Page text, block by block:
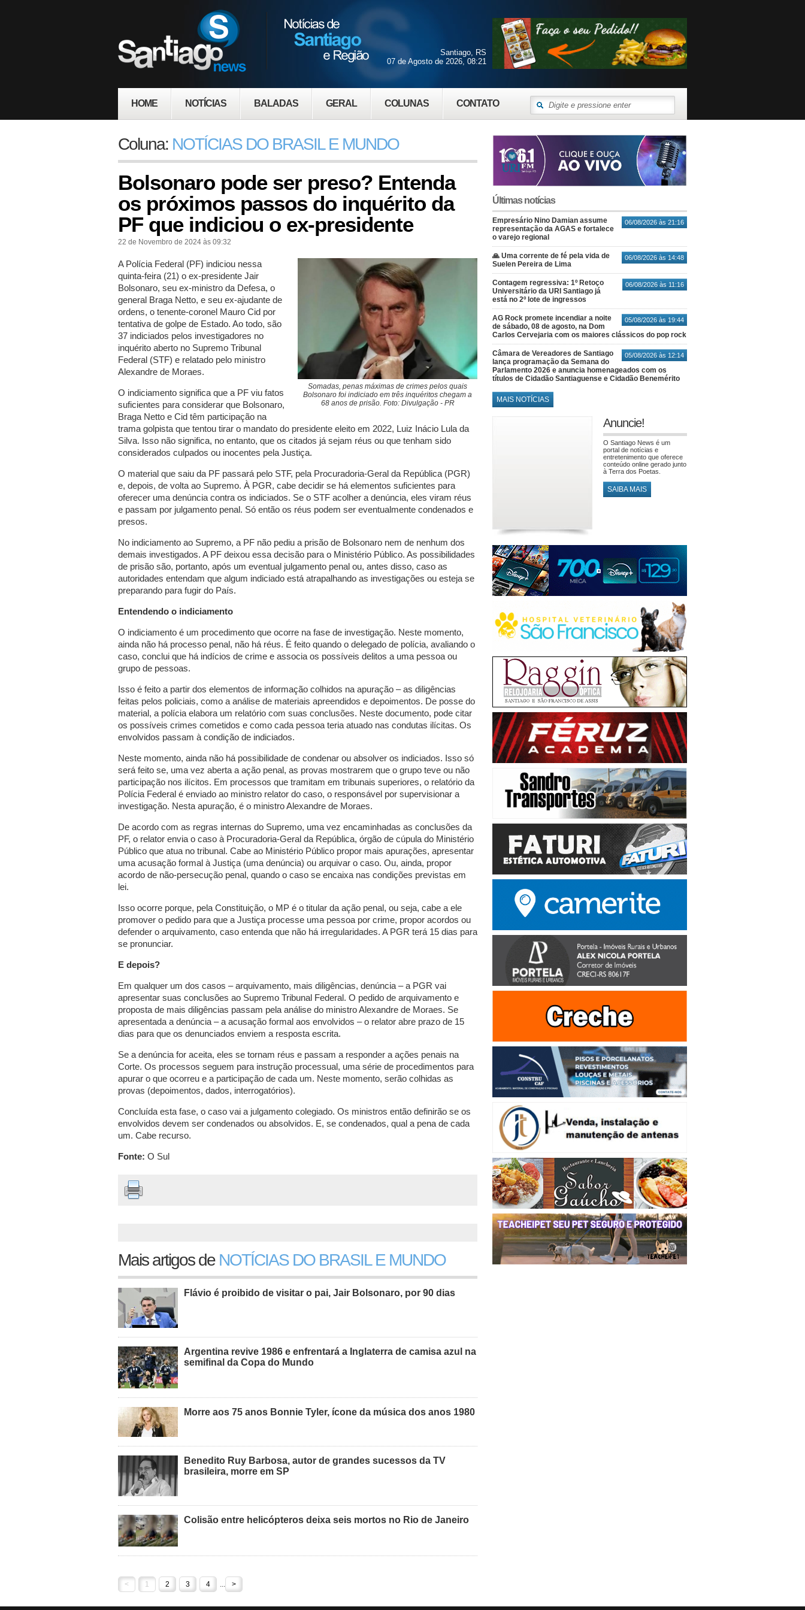
HOME NOTÍCIAS BALADAS GERAL COLUNAS CONTATO
Santiago, RS
07 de Agosto de 2026, 08:21
Coluna: NOTÍCIAS DO BRASIL E MUNDO
Bolsonaro pode ser preso? Entenda
os próximos passos do inquérito da
PF que indiciou o ex-presidente
22 de Novembro de 2024 às 09:32
Somadas, penas máximas de crimes pelos quais
Bolsonaro foi indiciado em três inquéritos chegam a
68 anos de prisão. Foto: Divulgação - PR
A Polícia Federal (PF) indiciou nessa
quinta-feira (21) o ex-presidente Jair
Bolsonaro, seu ex-ministro da Defesa, o
general Braga Netto, e seu ex-ajudante de
ordens, o tenente-coronel Mauro Cid por
tentativa de golpe de Estado. Ao todo, são
37 indiciados pelos investigadores no
inquérito aberto no Supremo Tribunal
Federal (STF) e relatado pelo ministro
Alexandre de Moraes.
O indiciamento significa que a PF viu fatos
suficientes para considerar que Bolsonaro,
Braga Netto e Cid têm participação na
trama golpista que tentou tirar o mandato do presidente eleito em 2022, Luiz Inácio Lula da
Silva. Isso não significa, no entanto, que os citados já sejam réus ou que tenham sido
considerados culpados ou inocentes pela Justiça.
O material que saiu da PF passará pelo STF, pela Procuradoria-Geral da República (PGR)
e, depois, de volta ao Supremo. À PGR, cabe decidir se há elementos suficientes para
oferecer uma denúncia contra os indiciados. Se o STF acolher a denúncia, eles viram réus
e passam por julgamento penal. Só então os réus podem ser eventualmente condenados e
presos.
No indiciamento ao Supremo, a PF não pediu a prisão de Bolsonaro nem de nenhum dos
demais investigados. A PF deixou essa decisão para o Ministério Público. As possibilidades
de prisão são, portanto, após um eventual julgamento penal ou, antes disso, caso as
autoridades entendam que algum indiciado está atrapalhando as investigações ou esteja se
preparando para fugir do País.
Entendendo o indiciamento
O indiciamento é um procedimento que ocorre na fase de investigação. Neste momento,
ainda não há processo penal, não há réus. É feito quando o delegado de polícia, avaliando o
caso, conclui que há indícios de crime e associa os possíveis delitos a uma pessoa ou
grupo de pessoas.
Isso é feito a partir dos elementos de informação colhidos na apuração – as diligências
feitas pelos policiais, como a análise de materiais apreendidos e depoimentos. De posse do
material, a polícia elabora um relatório com suas conclusões. Neste documento, pode citar
os possíveis crimes cometidos e como cada pessoa teria atuado nas condutas ilícitas. Os
envolvidos passam à condição de indiciados.
Neste momento, ainda não há possibilidade de condenar ou absolver os indiciados. Isso só
será feito se, uma vez aberta a ação penal, as provas mostrarem que o grupo teve ou não
participação nos ilícitos. Em processos que tramitam em tribunais superiores, o relatório da
Polícia Federal é enviado ao ministro relator do caso, o responsável por supervisionar a
investigação. Nesta apuração, é o ministro Alexandre de Moraes.
De acordo com as regras internas do Supremo, uma vez encaminhadas as conclusões da
PF, o relator envia o caso à Procuradoria-Geral da República, órgão de cúpula do Ministério
Público que atua no tribunal. Cabe ao Ministério Público propor mais apurações, apresentar
uma acusação formal à Justiça (uma denúncia) ou arquivar o caso. Ou, ainda, propor
acordo de não-persecução penal, quando o caso se encaixa nas condições previstas em
lei.
Isso ocorre porque, pela Constituição, o MP é o titular da ação penal, ou seja, cabe a ele
promover o pedido para que a Justiça processe uma pessoa por crime, propor acordos ou
defender o arquivamento, caso entenda que não há irregularidades. A PGR terá 15 dias para
se pronunciar.
E depois?
Em qualquer um dos casos – arquivamento, mais diligências, denúncia – a PGR vai
apresentar suas conclusões ao Supremo Tribunal Federal. O pedido de arquivamento e
proposta de mais diligências passam pela análise do ministro Alexandre de Moraes. Se
apresentada a denúncia – a acusação formal aos envolvidos – o relator abre prazo de 15
dias para que os denunciados enviem a resposta escrita.
Se a denúncia for aceita, eles se tornam réus e passam a responder a ações penais na
Corte. Os processos seguem para instrução processual, uma série de procedimentos para
apurar o que ocorreu e a participação de cada um. Neste momento, serão colhidas as
provas (depoimentos, dados, interrogatórios).
Concluída esta fase, o caso vai a julgamento colegiado. Os ministros então definirão se os
envolvidos devem ser condenados ou absolvidos. E, se condenados, qual a pena de cada
um. Cabe recurso.
Fonte: O Sul
Mais artigos de NOTÍCIAS DO BRASIL E MUNDO
Flávio é proibido de visitar o pai, Jair Bolsonaro, por 90 dias
Argentina revive 1986 e enfrentará a Inglaterra de camisa azul na
semifinal da Copa do Mundo
Morre aos 75 anos Bonnie Tyler, ícone da música dos anos 1980
Benedito Ruy Barbosa, autor de grandes sucessos da TV
brasileira, morre em SP
Colisão entre helicópteros deixa seis mortos no Rio de Janeiro
< 1 2 3 4 ... >
Últimas notícias
06/08/2026 às 21:16
Empresário Nino Damian assume
representação da AGAS e fortalece
o varejo regional
06/08/2026 às 14:48
🙏 Uma corrente de fé pela vida de
Suelen Pereira de Lima
06/08/2026 às 11:16
Contagem regressiva: 1º Retoço
Universitário da URI Santiago já
está no 2º lote de ingressos
05/08/2026 às 19:44
AG Rock promete incendiar a noite
de sábado, 08 de agosto, na Dom
Carlos Cervejaria com os maiores clássicos do pop rock
05/08/2026 às 12:14
Câmara de Vereadores de Santiago
lança programação da Semana do
Parlamento 2026 e anuncia homenageados com os
títulos de Cidadão Santiaguense e Cidadão Benemérito
MAIS NOTÍCIAS
Anuncie!
O Santiago News é um
portal de notícias e
entretenimento que oferece
conteúdo online gerado junto
à Terra dos Poetas.
SAIBA MAIS